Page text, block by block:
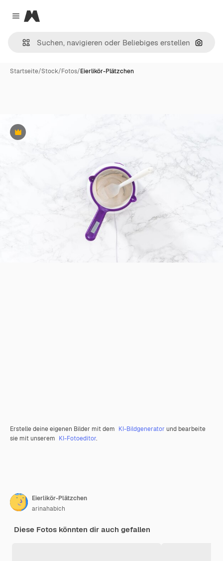
Close menu
Magnific
Nach
Startseite/Stock/Fotos/Eierlikör-Plätzchen
Premium
Erstelle deine eigenen Bilder mit dem KI-Bildgenerator und bearbeite
sie mit unserem KI-Fotoeditor.
Eierlikör-Plätzchen
arinahabich
Diese Fotos könnten dir auch gefallen